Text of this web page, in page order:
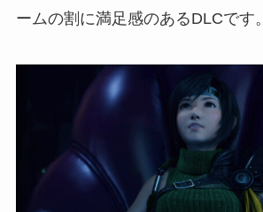
ームの割に満足感のあるDLCです。